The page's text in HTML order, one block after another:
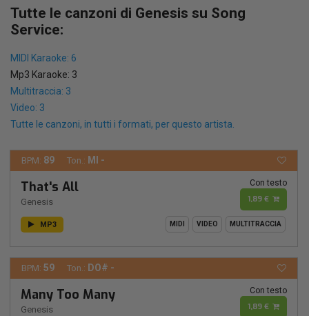
Tutte le canzoni di Genesis su Song
Service:
MIDI Karaoke: 6
Mp3 Karaoke: 3
Multitraccia: 3
Video: 3
Tutte le canzoni, in tutti i formati, per questo artista.
BPM: 89 Ton.: MI -
That's All
Genesis
Con testo
1,89 €
MP3 MIDI VIDEO MULTITRACCIA
BPM: 59 Ton.: DO# -
Many Too Many
Genesis
Con testo
1,89 €